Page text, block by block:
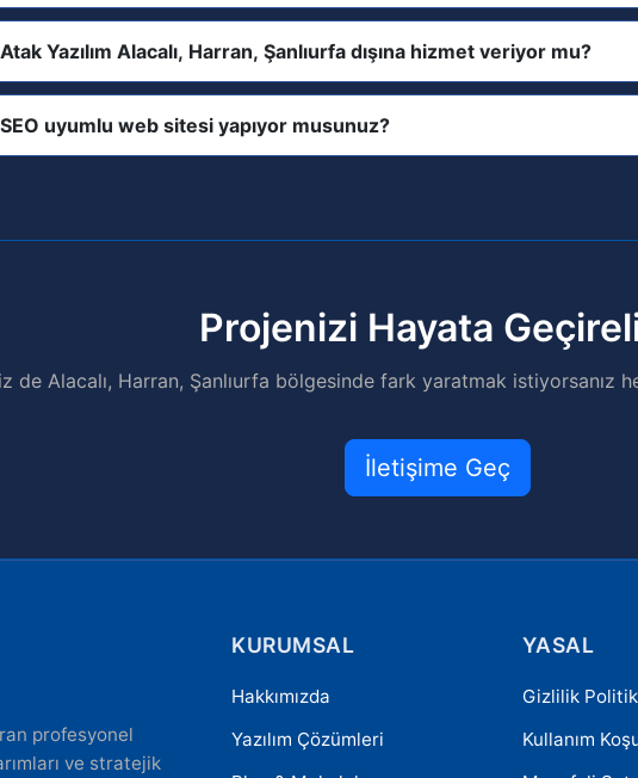
Atak Yazılım Alacalı, Harran, Şanlıurfa dışına hizmet veriyor mu?
SEO uyumlu web sitesi yapıyor musunuz?
Projenizi Hayata
de Alacalı, Harran, Şanlıurfa bölgesinde fark yaratmak istiyorsanız
İletişime Geç
profesyonel
ve stratejik
KURUMSAL
Hakkımızda
Yazılım Çözümleri
YASAL
Gizlilik
Kullanım